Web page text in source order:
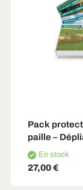
Pack
paille –
En stock
27,00 €